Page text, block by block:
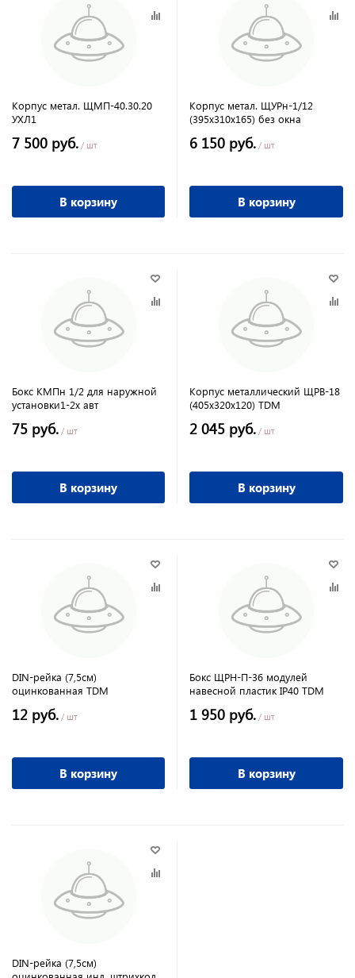
Корпус метал. ЩМП-40.30.20
УХЛ1
7 500 руб. / шт
В корзину
Корпус метал. ЩУРн-1/12
(395х310х165) без окна
6 150 руб. / шт
В корзину
Бокс КМПн 1/2 для наружной
установки1-2х авт
75 руб. / шт
В корзину
Корпус металлический ЩРВ-18
(405х320х120) TDM
2 045 руб. / шт
В корзину
DIN-рейка (7,5см)
оцинкованная TDM
12 руб. / шт
В корзину
Бокс ЩРН-П-36 модулей
навесной пластик IP40 TDM
1 950 руб. / шт
В корзину
DIN-рейка (7,5см)